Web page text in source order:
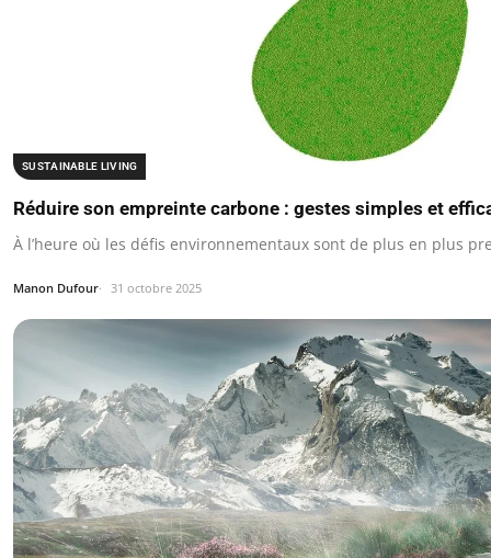
SUSTAINABLE LIVING
Réduire son empreinte carbone : gestes simples et
À l’heure où les défis environnementaux sont de plus en plus
Manon Dufour 31 octobre 2025